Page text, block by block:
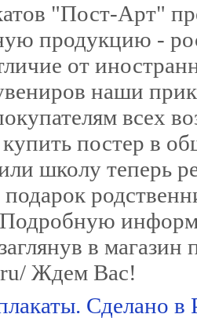
"Пост-Арт"
продукцию -
от
наши
всех
постер в
школу теперь
Подробную
в
Ждем Вас!
Сделано в